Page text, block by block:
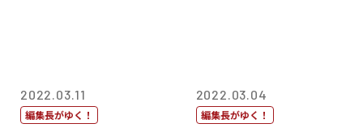
2022.03.11
編集長がゆく！
2022.03.04
編集長がゆく！